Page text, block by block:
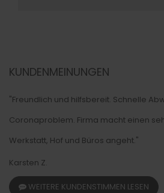
KUNDENMEINUNGEN
"Freundlich und hilfsbereit. Schnelle
Coronaproblem. Firma macht einen
Werkstatt, Hof und Büros angeht."
Karsten Z.
WEITERE KUNDENSTIMMEN LESEN